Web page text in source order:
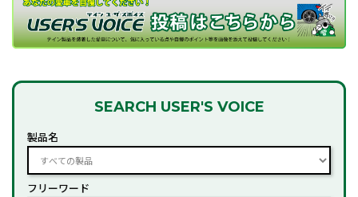
SEARCH USER'S VOICE
製品名
フリーワード